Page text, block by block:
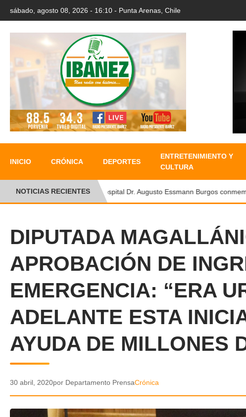
sábado, agosto 08, 2026 - 16:10 - Punta Arenas, Chile
INICIO CRÓNICA DEPORTES
ENTRETENIMIENTO Y
CULTURA
NOTICIAS RECIENTESHospital Dr. Augusto Essmann Burgos
DIPUTADA
APROBACIÓN DE
EMERGENCIA: “ERA
ADELANTE ESTA
AYUDA DE MILLONES
30 abril, 2020por Departamento PrensaCrónica